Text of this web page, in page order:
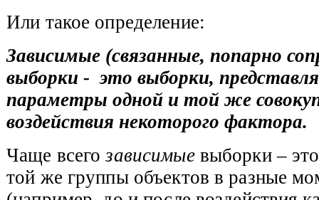
Или такое определение:
Зависимые (связанные, попарно
выборки - это выборки,
параметры одной и той же
воздействия некоторого фактора.
Чаще всегозависимыевыборки –
той же группы объектов в разные